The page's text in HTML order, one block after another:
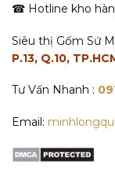
☎ Hotline kho
Siêu thị Gốm Sứ
P.13, Q.10,
Tư Vấn Nhanh :
Email: